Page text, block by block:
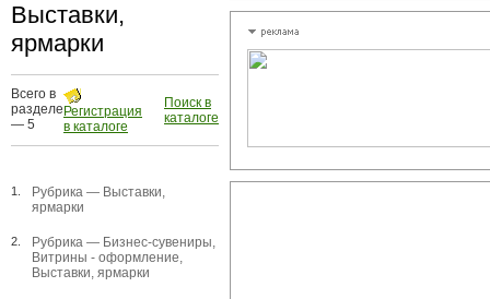
Выставки,
ярмарки
Всего в
разделе
— 5
Регистрация
в каталоге
Поиск в
каталоге
1. Рубрика — Выставки,
ярмарки
2. Рубрика — Бизнес-сувениры,
Витрины - оформление,
Выставки, ярмарки